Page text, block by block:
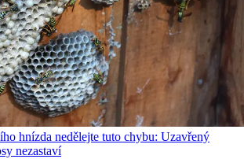
hnízda nedělejte tuto chybu: Uzavřený
nezastaví